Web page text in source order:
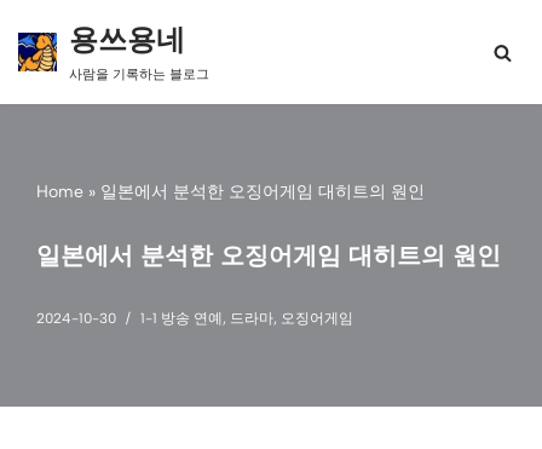
콘
용쓰용네
사람을 기록하는 블로그
Home » 일본에서 분석한 오징어게임 대히트의 원인
일본에서 분석한 오징어게임 대히트의 원인
2024-10-30 1-1 방송 연예 , 드라마, 오징어게임